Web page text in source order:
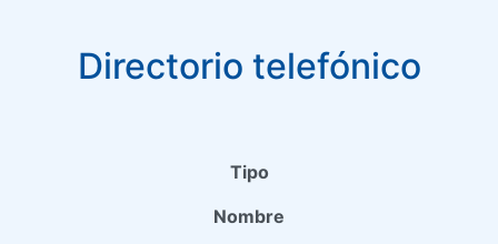
Directorio telefónico
Tipo
Nombre